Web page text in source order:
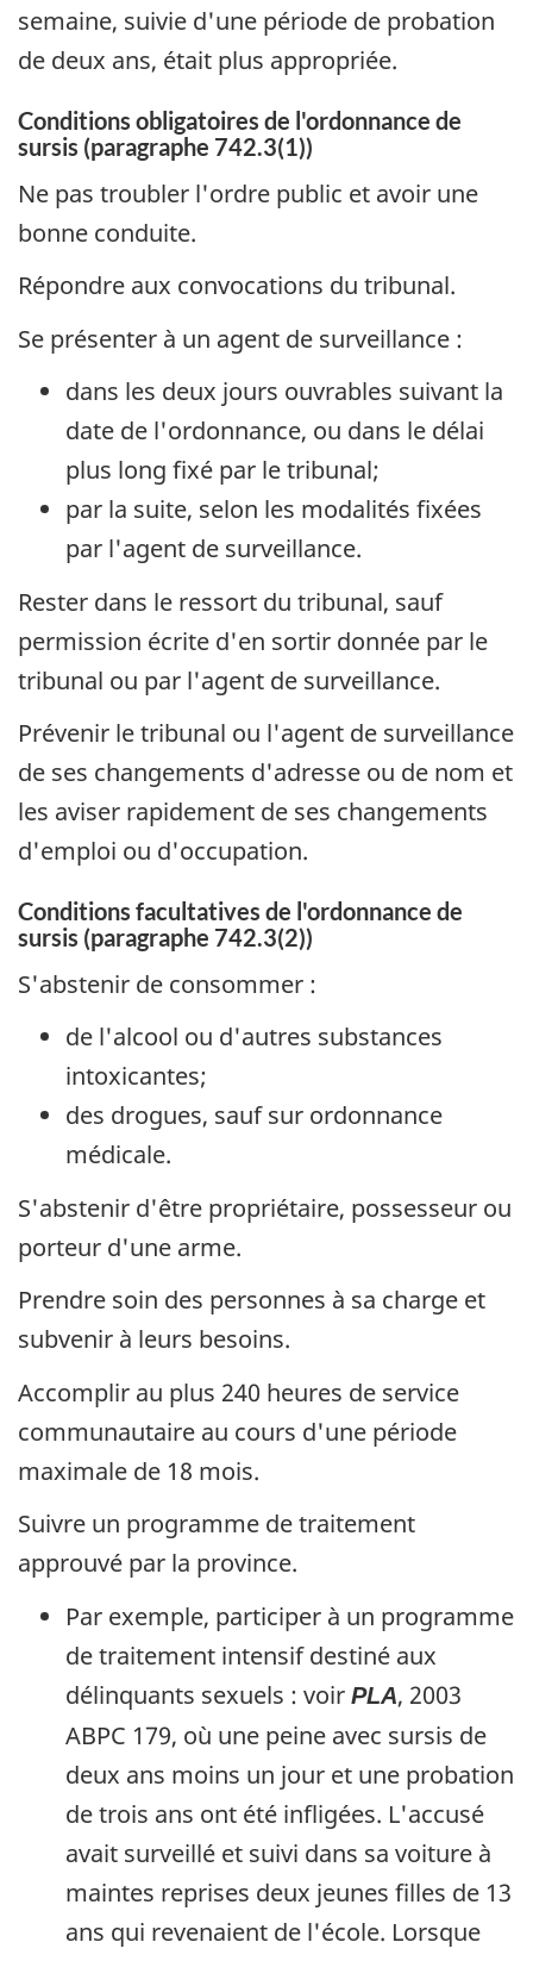
semaine, suivie d'une période de probation
de deux ans, était plus appropriée.
Conditions obligatoires de l'ordonnance de
sursis (paragraphe 742.3(1))
Ne pas troubler l'ordre public et avoir une
bonne conduite.
Répondre aux convocations du tribunal.
Se présenter à un agent de surveillance :
dans les deux jours ouvrables suivant la
date de l'ordonnance, ou dans le délai
plus long fixé par le tribunal;
par la suite, selon les modalités fixées
par l'agent de surveillance.
Rester dans le ressort du tribunal, sauf
permission écrite d'en sortir donnée par le
tribunal ou par l'agent de surveillance.
Prévenir le tribunal ou l'agent de surveillance
de ses changements d'adresse ou de nom et
les aviser rapidement de ses changements
d'emploi ou d'occupation.
Conditions facultatives de l'ordonnance de
sursis (paragraphe 742.3(2))
S'abstenir de consommer :
de l'alcool ou d'autres substances
intoxicantes;
des drogues, sauf sur ordonnance
médicale.
S'abstenir d'être propriétaire, possesseur ou
porteur d'une arme.
Prendre soin des personnes à sa charge et
subvenir à leurs besoins.
Accomplir au plus 240 heures de service
communautaire au cours d'une période
maximale de 18 mois.
Suivre un programme de traitement
approuvé par la province.
Par exemple, participer à un programme
de traitement intensif destiné aux
délinquants sexuels : voir PLA, 2003
ABPC 179, où une peine avec sursis de
deux ans moins un jour et une probation
de trois ans ont été infligées. L'accusé
avait surveillé et suivi dans sa voiture à
maintes reprises deux jeunes filles de 13
ans qui revenaient de l'école. Lorsque